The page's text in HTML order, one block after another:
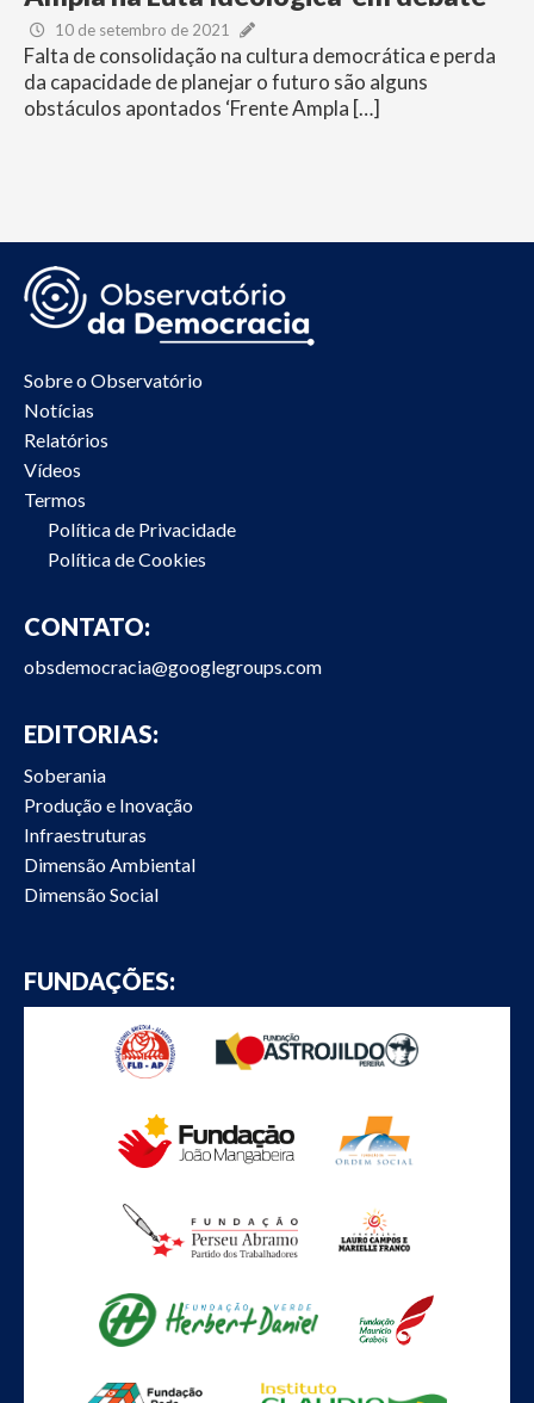
10 de setembro de 2021
Falta de consolidação na cultura democrática e perda
da capacidade de planejar o futuro são alguns
obstáculos apontados ‘Frente Ampla […]
Sobre o Observatório
Notícias
Relatórios
Vídeos
Termos
Política de Privacidade
Política de Cookies
CONTATO:
obsdemocracia@googlegroups.com
EDITORIAS:
Soberania
Produção e Inovação
Infraestruturas
Dimensão Ambiental
Dimensão Social
FUNDAÇÕES: